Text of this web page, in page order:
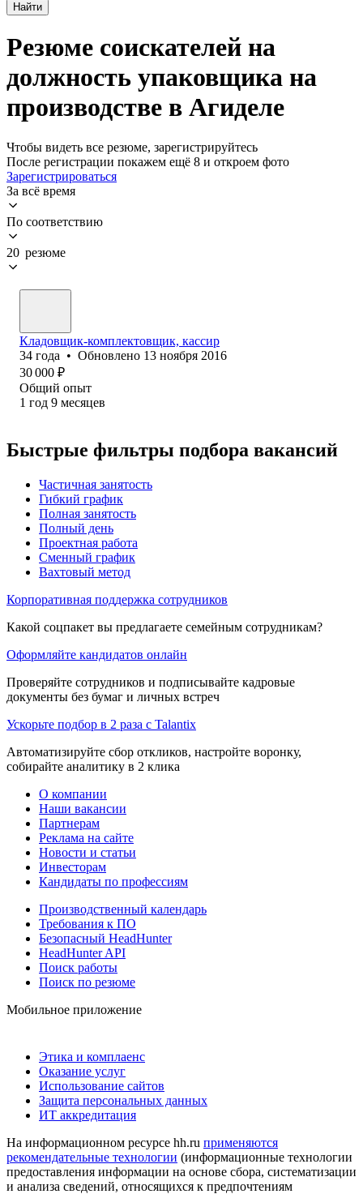
Найти
Резюме соискателей на
должность упаковщика на
производстве в Агиделе
Чтобы видеть все резюме, зарегистрируйтесь
После регистрации покажем ещё 8 и откроем фото
Зарегистрироваться
За всё время
По соответствию
20 резюме
Кладовщик-комплектовщик, кассир
34 года • Обновлено 13 ноября 2016
30 000 ₽
Общий опыт
1 год 9 месяцев
Быстрые фильтры подбора вакансий
Частичная занятость
Гибкий график
Полная занятость
Полный день
Проектная работа
Сменный график
Вахтовый метод
Корпоративная поддержка сотрудников
Какой соцпакет вы предлагаете семейным сотрудникам?
Оформляйте кандидатов онлайн
Проверяйте сотрудников и подписывайте кадровые
документы без бумаг и личных встреч
Ускорьте подбор в 2 раза с Talantix
Автоматизируйте сбор откликов, настройте воронку,
собирайте аналитику в 2 клика
О компании
Наши вакансии
Партнерам
Реклама на сайте
Новости и статьи
Инвесторам
Кандидаты по профессиям
Производственный календарь
Требования к ПО
Безопасный HeadHunter
HeadHunter API
Поиск работы
Поиск по резюме
Мобильное приложение
Этика и комплаенс
Оказание услуг
Использование сайтов
Защита персональных данных
ИТ аккредитация
На информационном ресурсе hh.ru применяются
рекомендательные технологии (информационные технологии
предоставления информации на основе сбора, систематизации
и анализа сведений, относящихся к предпочтениям